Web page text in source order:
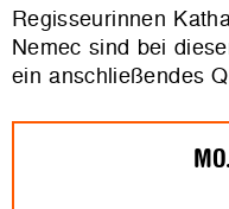
Regisseurinnen
Nemec sind bei
ein anschließendes